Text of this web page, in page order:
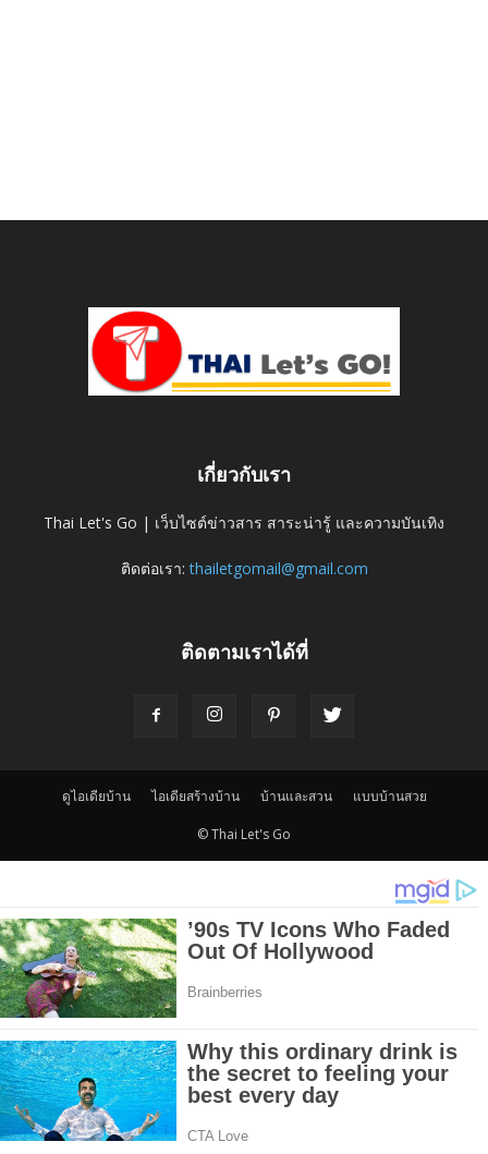
เกี่ยวกับเรา
Thai Let's Go | เว็บไซต์ข่าวสาร สาระน่ารู้ และความบันเทิง
ติดต่อเรา:thailetgomail@gmail.com
ติดตามเราได้ที่
ดูไอเดียบ้าน ไอเดียสร้างบ้าน บ้านและสวน แบบบ้านสวย
© Thai Let's Go